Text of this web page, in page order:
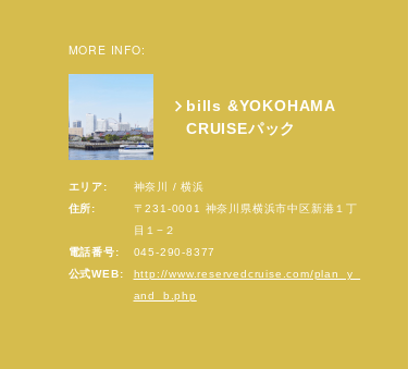
MORE INFO:
bills &YOKOHAMA
CRUISEパック
エリア:
神奈川 / 横浜
住所:
〒231-0001 神奈川県横浜市中区新港１丁
目１−２
電話番号:
045-290-8377
公式WEB:
http://www.reservedcruise.com/plan_y_
and_b.php